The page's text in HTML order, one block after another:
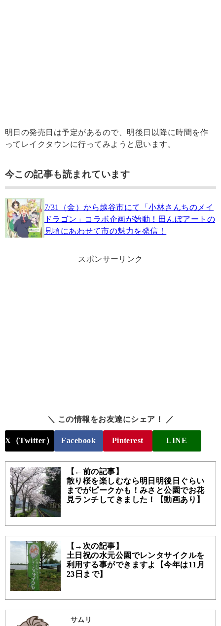
明日の発売日は予定があるので、明後日以降に時間を作
ってレイクタウンに行ってみようと思います。
今この記事も読まれています
7/31（金）から越谷市にて「小林さんちのメイ
ドラゴン」コラボ企画が始動！田んぼアートの
見頃にあわせて市の魅力を発信！
スポンサーリンク
＼ この情報をお友達にシェア！ ／
X（Twitter） Facebook Pinterest LINE
【←前の記事】
散り桜を楽しむなら明日明後日ぐらい
までがピークかも！みさと公園でお花
見ランチしてきました！【動画あり】
【→次の記事】
土日祝の水元公園でレンタサイクルを
利用する事ができますよ【今年は11月
23日まで】
サムリ